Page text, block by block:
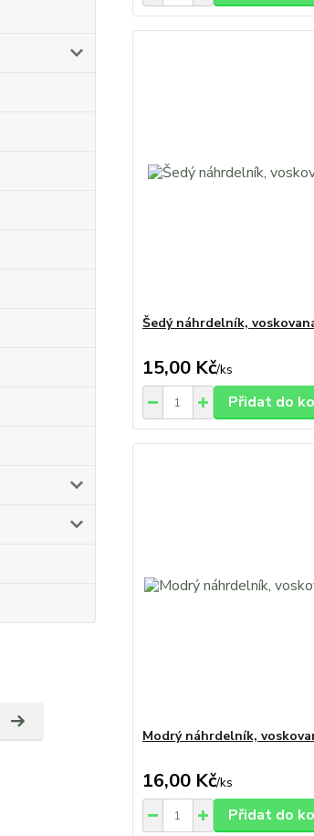
Šedý náhrdelník,
15,00 Kč/ks
Přidat do
Modrý náhrdelník,
16,00 Kč/ks
Přidat do